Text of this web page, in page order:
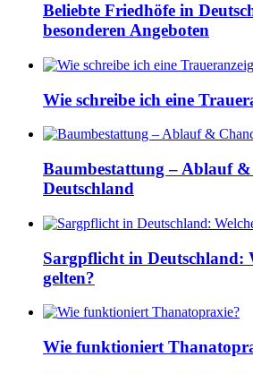
Beliebte Friedhöfe in
besonderen Angeboten
Wie schreibe ich eine
Baumbestattung – Ablauf
Deutschland
Sargpflicht in Deutschland:
gelten?
Wie funktioniert